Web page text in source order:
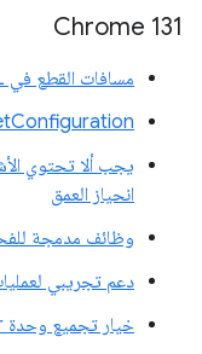
Chrome 131
مسافات القطع في WGSL
يجب ألا تحتوي
انحياز العمق
وظائف مدمجة
دعم تجريبي
خيار تجميع وحدة Shader الرياضية الصارمة